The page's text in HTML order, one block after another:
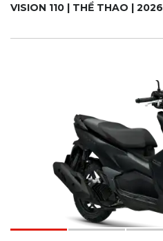
VISION 110 | THỂ THAO | 2026